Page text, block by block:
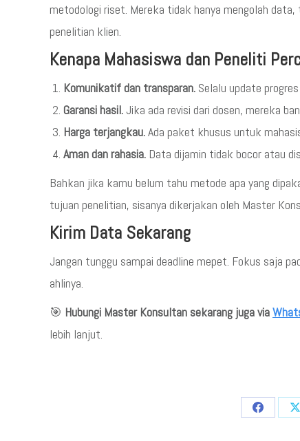
metodologi riset. Mereka tidak hanya mengolah
penelitian klien.
Kenapa Mahasiswa dan Peneliti
Komunikatif dan transparan. Selalu update
Garansi hasil. Jika ada revisi dari dosen, mereka
Harga terjangkau.Ada paket khusus untuk
Aman dan rahasia. Data dijamin tidak bocor atau
Bahkan jika kamu belum tahu metode apa yang
tujuan penelitian, sisanya dikerjakan oleh Master
Kirim Data Sekarang
Jangan tunggu sampai deadline mepet. Fokus saja
ahlinya.
🎯 Hubungi Master Konsultan sekarang juga via
lebih lanjut.
Share